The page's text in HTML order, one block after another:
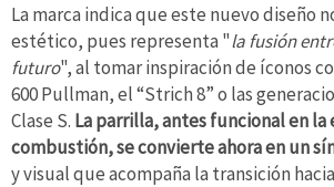
La marca indica que este nuevo diseño
estético, pues representa "la fusión
futuro", al tomar inspiración de íconos
600 Pullman, el “Strich 8” o las
Clase S. La parrilla, antes funcional en la
combustión, se convierte ahora en un
y visual que acompaña la transición